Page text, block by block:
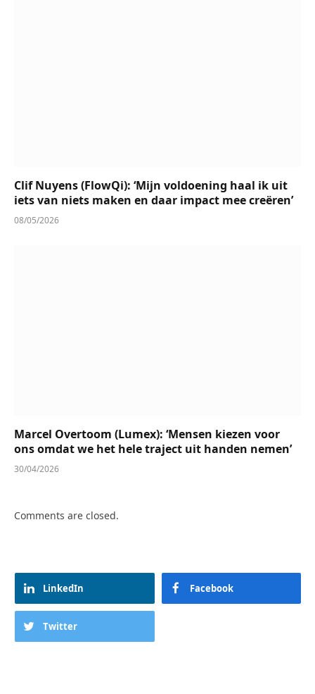
Clif Nuyens (FlowQi): ‘Mijn voldoening haal ik uit
iets van niets maken en daar impact mee creëren’
08/05/2026
Marcel Overtoom (Lumex): ‘Mensen kiezen voor
ons omdat we het hele traject uit handen nemen’
30/04/2026
Comments are closed.
LinkedIn Facebook
Twitter